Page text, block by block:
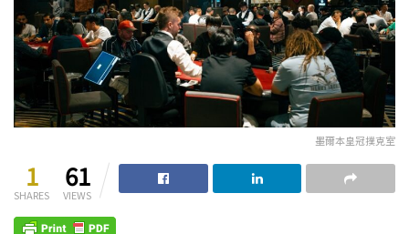
墨爾本皇冠撲克室
1
SHARES
61
VIEWS